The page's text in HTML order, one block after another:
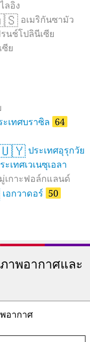
ลอิง
อเมริกันซามัว
รนช์โปลินีเซีย
ซีย
ะเทศบราซิล 64
ประเทศอุรุกวัย
ะเทศเวเนซุเอลา
เกาะฟอล์กแลนด์
เอกวาดอร์ 50
าพอากาศและ
อากาศ